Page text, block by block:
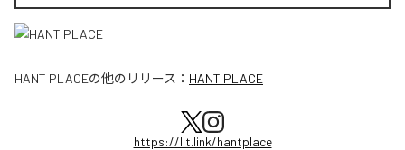
HANT PLACEの他のリリース： HANT PLACE
https://lit.link/hantplace